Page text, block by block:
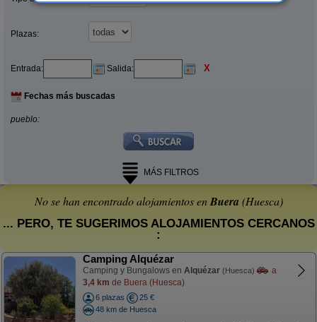
Plazas:
Entrada: Salida: X
Fechas más buscadas
pueblo:
MÁS FILTROS
No se han encontrado alojamientos enBuera (Huesca)
... PERO, TE SUGERIMOS ALOJAMIENTOS CERCANOS
:
Camping Alquézar
Camping y Bungalows en Alquézar (Huesca)
a
3,4 km de Buera (Huesca)
6 plazas
25 €
48 km de Huesca